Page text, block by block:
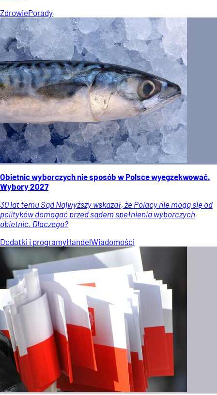
ZdrowiePorady
Obietnic wyborczych nie sposób w Polsce wyegzekwować.
Wybory 2027
30 lat temu Sąd Najwyższy wskazał, że Polacy nie mogą się od
polityków domagać przed sądem spełnienia wyborczych
obietnic. Dlaczego?
Dodatki i programyHandelWiadomości